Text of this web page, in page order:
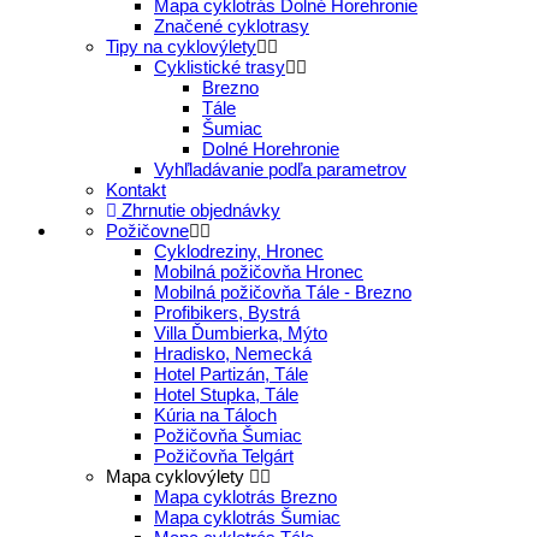
Mapa cyklotrás Dolné Horehronie
Značené cyklotrasy
Tipy na cyklovýlety
Cyklistické trasy
Brezno
Tále
Šumiac
Dolné Horehronie
Vyhľladávanie podľa parametrov
Kontakt
Zhrnutie objednávky
Požičovne
Cyklodreziny, Hronec
Mobilná požičovňa Hronec
Mobilná požičovňa Tále - Brezno
Profibikers, Bystrá
Villa Ďumbierka, Mýto
Hradisko, Nemecká
Hotel Partizán, Tále
Hotel Stupka, Tále
Kúria na Táloch
Požičovňa Šumiac
Požičovňa Telgárt
Mapa cyklovýlety
Mapa cyklotrás Brezno
Mapa cyklotrás Šumiac